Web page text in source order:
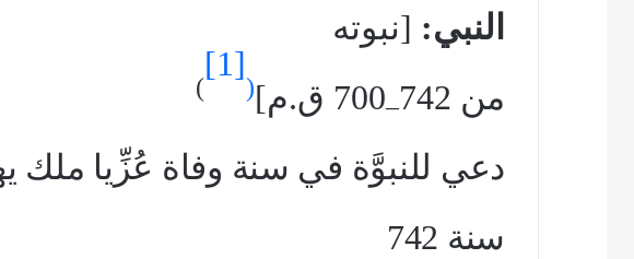
النبي: [نبوته
من 742
–700 ق.م] (
[1]
)
دعي للنبوَّة في سنة وفاة عُزِّيا ملك يهوذا
سنة 742